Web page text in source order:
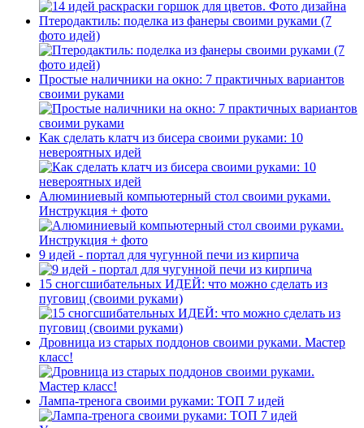
Птеродактиль: поделка из фанеры своими руками (7
фото идей)
Простые наличники на окно: 7 практичных вариантов
своими руками
Как сделать клатч из бисера своими руками: 10
невероятных идей
Алюминиевый компьютерный стол своими руками.
Инструкция + фото
9 идей - портал для чугунной печи из кирпича
15 сногсшибательных ИДЕЙ: что можно сделать из
пуговиц (своими руками)
Дровница из старых поддонов своими руками. Мастер
класс!
Лампа-тренога своими руками: ТОП 7 идей